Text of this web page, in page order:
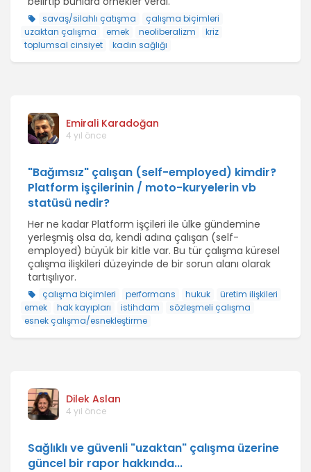
savaş/silahlı çatışma
çalışma biçimleri
uzaktan çalışma
emek neoliberalizm
kriz
toplumsal cinsiyet
kadın sağlığı
Emirali Karadoğan
4 yıl önce
"Bağımsız" çalışan (self-employed) kimdir?
Platform işçilerinin / moto-kuryelerin vb
statüsü nedir?
Her ne kadar Platform işçileri ile ülke gündemine
yerleşmiş olsa da, kendi adına çalışan (self-
employed) büyük bir kitle var. Bu tür çalışma küresel
çalışma ilişkileri düzeyinde de bir sorun alanı olarak
tartışılıyor.
çalışma biçimleri performans hukuk
üretim ilişkileri
emek
hak kayıpları istihdam
sözleşmeli çalışma
esnek çalışma/esnekleştirme
Dilek Aslan
4 yıl önce
Sağlıklı ve güvenli "uzaktan" çalışma üzerine
güncel bir rapor hakkında...